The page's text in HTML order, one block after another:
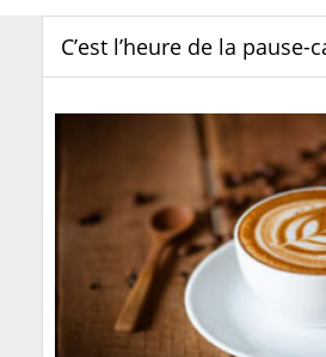
C’est l’heure de la pause-